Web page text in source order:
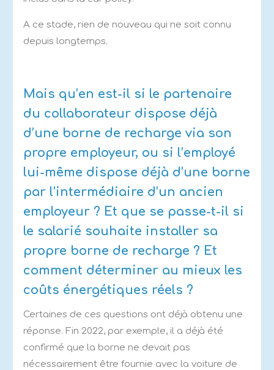
A ce stade, rien de nouveau qui ne soit connu
depuis longtemps.
Mais qu’en est-il si le partenaire
du collaborateur dispose déjà
d’une borne de recharge via son
propre employeur, ou si l’employé
lui-même dispose déjà d’une borne
par l’intermédiaire d’un ancien
employeur ? Et que se passe-t-il si
le salarié souhaite installer sa
propre borne de recharge ? Et
comment déterminer au mieux les
coûts énergétiques réels ?
Certaines de ces questions ont déjà obtenu une
réponse. Fin 2022, par exemple, il a déjà été
confirmé que la borne ne devait pas
nécessairement être fournie avec la voiture de